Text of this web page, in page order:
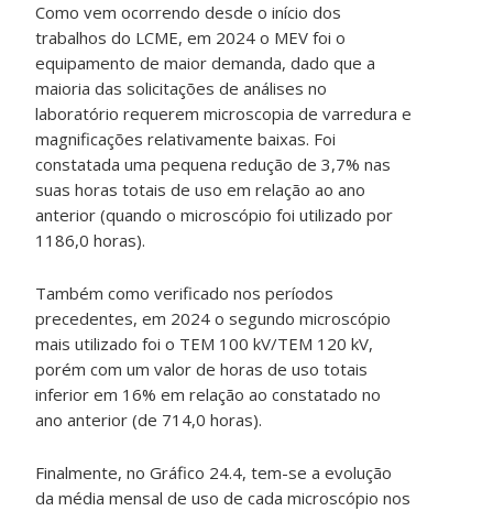
Como vem ocorrendo desde o início dos
trabalhos do LCME, em 2024 o MEV foi o
equipamento de maior demanda, dado que a
maioria das solicitações de análises no
laboratório requerem microscopia de varredura e
magnificações relativamente baixas. Foi
constatada uma pequena redução de 3,7% nas
suas horas totais de uso em relação ao ano
anterior (quando o microscópio foi utilizado por
1186,0 horas).
Também como verificado nos períodos
precedentes, em 2024 o segundo microscópio
mais utilizado foi o TEM 100 kV/TEM 120 kV,
porém com um valor de horas de uso totais
inferior em 16% em relação ao constatado no
ano anterior (de 714,0 horas).
Finalmente, no Gráfico 24.4, tem-se a evolução
da média mensal de uso de cada microscópio nos